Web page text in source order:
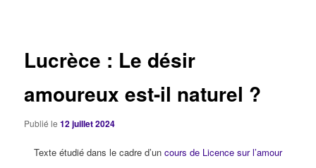
Lucrèce : Le désir
amoureux est-il naturel ?
Publié le12 juillet 2024
Texte étudié dans le cadre d’un cours de Licence sur l’amour